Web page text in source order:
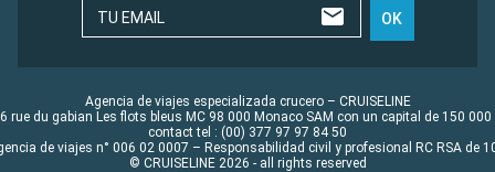
TU EMAIL OK
Agencia de viajes especializada crucero – CRUISELINE
rue du gabian Les flots bleus MC 98 000 Monaco SAM con un capital de 150 000
contact tel : (00) 377 97 97 84 50
de viajes n° 006 02 0007 – Responsabilidad civil y profesional RC RSA de
© CRUISELINE 2026 - all rights reserved